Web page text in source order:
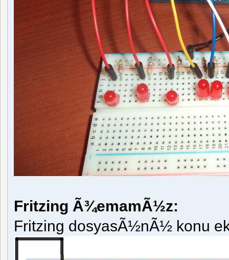
Fritzing Ã¾emamÃ½z:
Fritzing dosyasÃ½nÃ½ konu